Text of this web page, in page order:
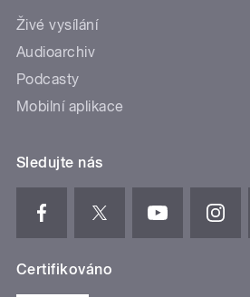
Živé vysílání
Audioarchiv
Podcasty
Mobilní aplikace
Sledujte nás
Certifikováno